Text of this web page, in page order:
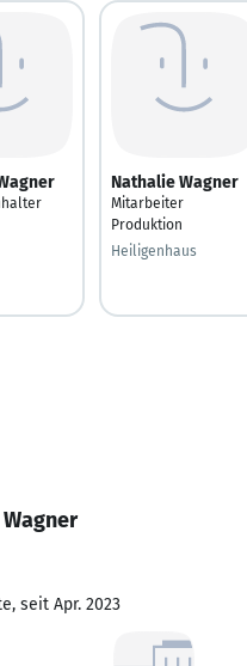
Nathalie Wagner
Mitarbeiter
Produktion
Heiligenhaus
seit Apr. 2023